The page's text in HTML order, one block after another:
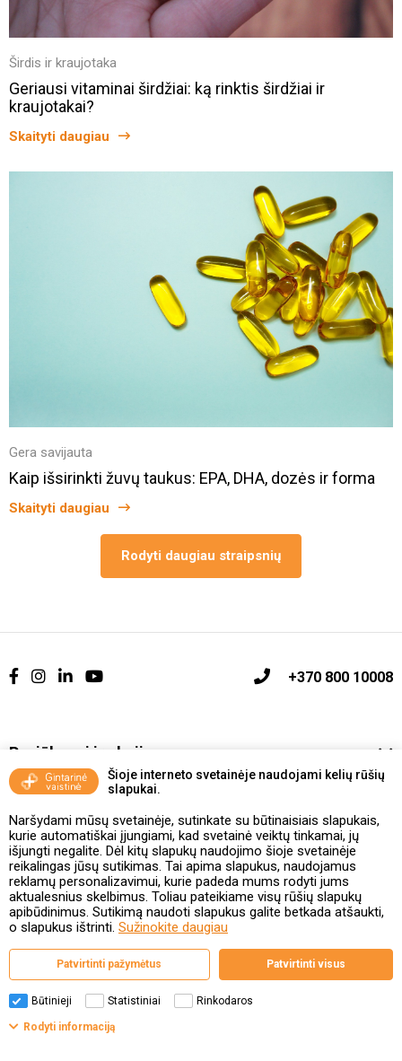
Šioje interneto svetainėje naudojami kelių rūšių
slapukai.
Naršydami mūsų svetainėje, sutinkate su būtinaisiais slapukais,
kurie automatiškai įjungiami, kad svetainė veiktų tinkamai, jų
išjungti negalite. Dėl kitų slapukų naudojimo šioje svetainėje
reikalingas jūsų sutikimas. Tai apima slapukus, naudojamus
reklamų personalizavimui, kurie padeda mums rodyti jums
aktualesnius skelbimus. Toliau pateikiame visų rūšių slapukų
apibūdinimus. Sutikimą naudoti slapukus galite betkada atšaukti,
o slapukus ištrinti. Sužinokite daugiau
Patvirtinti pažymėtus Patvirtinti visus
Būtinieji Statistiniai Rinkodaros
Rodyti informaciją
Širdis ir kraujotaka
Geriausi vitaminai širdžiai: ką rinktis širdžiai ir
kraujotakai?
Skaityti daugiau
Gera savijauta
Kaip išsirinkti žuvų taukus: EPA, DHA, dozės ir forma
Skaityti daugiau
Rodyti daugiau straipsnių
+370 800 10008
Pasiūlymai ir akcijos
Vakcinavimo tvarka ir taisyklės
Kontaktai ir Karjera
Taisyklės ir politika
Valstybinė vaistų kontrolės tarnyba
prie Lietuvos Respublikos sveikatos apsaugos ministerijos
Studentų g. 45A, 08107 Vilnius | +370 5 263 9264
www.vvkt.lt | vvkt@vvkt.lt